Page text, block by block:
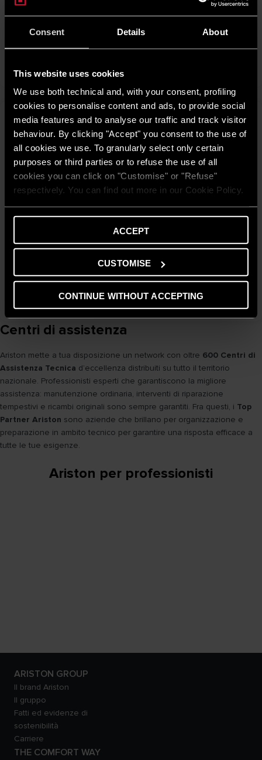
Consent Details About
This website uses cookies
We use both technical and, with your consent, profiling
cookies to personalise content and ads, to provide social
media features and to analyse our traffic and track visitor
behaviour. By clicking "Accept" you consent to the use of
all cookies we use. To granularly select only certain
purposes or third parties or to refuse the use of all
cookies you can click on "Customise" or "Refuse"
respectively. You can find out more in our Cookie Policy.
ACCEPT
CUSTOMISE
CONTINUE WITHOUT ACCEPTING
Errata corrige climatizzatori
Scaldacqua elettrici Velis DUNE
VEDI
Centri di assistenza
Ariston mette a tua disposizione un network con oltre 600 Centri di
Assistenza Tecnica d’eccellenza distribuiti su tutto il territorio
nazionale. Professionisti esperti che garantiscono la migliore
assistenza: manutenzione ordinaria, interventi di riparazione
tempestivi e ricambi originali sono sempre garantiti. Fra questi, i Top
Partner Ariston sono aziende che brillano per organizzazione e
preparazione in ambito tecnico per garantire una risposta efficace a
tutte le tue esigenze.
Ariston per professionisti
ARISTON GROUP
Il brand Ariston
Il gruppo
Fatti ed evidenze di
sostenibilità
Carriere
THE COMFORT WAY